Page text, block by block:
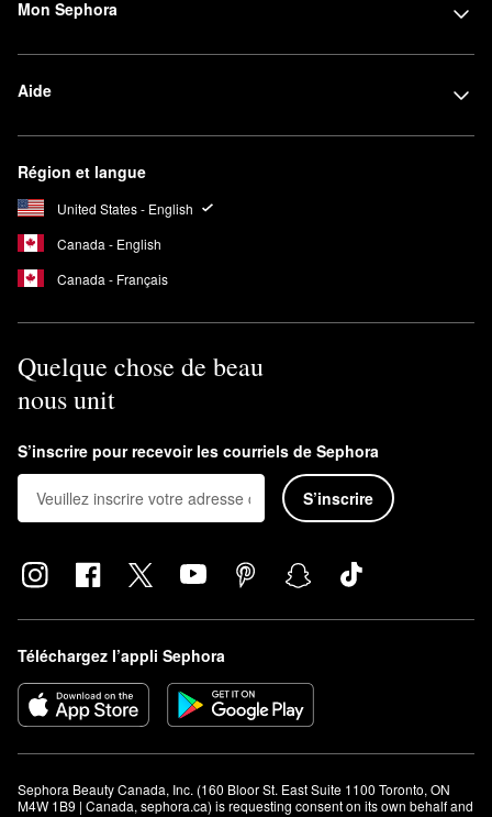
Mon Sephora
Aide
Région et langue
United States - English
Canada - English
Canada - Français
Quelque chose de beau
nous unit
S’inscrire pour recevoir les courriels de Sephora
S’inscrire
Téléchargez l’appli Sephora
Sephora Beauty Canada, Inc. (160 Bloor St. East Suite 1100 Toronto, ON
M4W 1B9 | Canada, sephora.ca) is requesting consent on its own behalf and